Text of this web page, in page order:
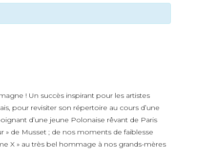
! Un succès inspirant pour les artistes
pour revisiter son répertoire au cours d’une
d’une jeune Polonaise rêvant de Paris
» de Musset ; de nos moments de faiblesse
X » au très bel hommage à nos grands-mères